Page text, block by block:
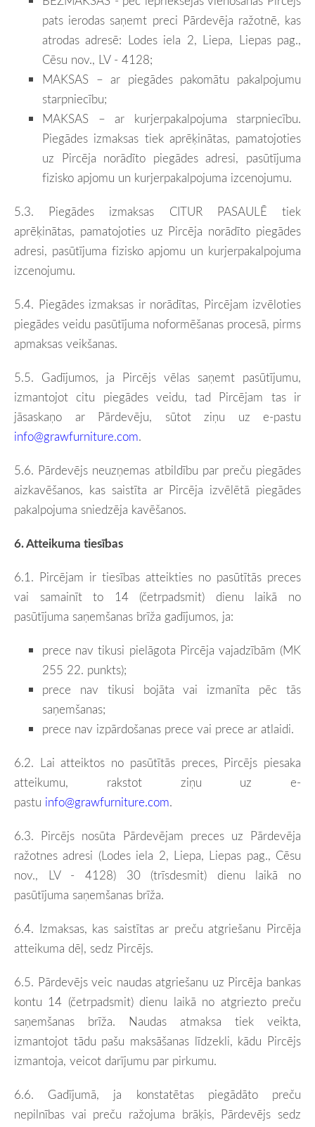
pats ierodas saņemt preci Pārdevēja ražotnē, kas
atrodas adresē: Lodes iela 2, Liepa, Liepas pag.,
Cēsu nov., LV - 4128;
MAKSAS – ar piegādes pakomātu pakalpojumu
starpniecību;
MAKSAS – ar kurjerpakalpojuma starpniecību.
Piegādes izmaksas tiek aprēķinātas, pamatojoties
uz Pircēja norādīto piegādes adresi, pasūtījuma
fizisko apjomu un kurjerpakalpojuma izcenojumu.
5.3. Piegādes izmaksas CITUR PASAULĒ tiek
aprēķinātas, pamatojoties uz Pircēja norādīto piegādes
adresi, pasūtījuma fizisko apjomu un kurjerpakalpojuma
izcenojumu.
5.4. Piegādes izmaksas ir norādītas, Pircējam izvēloties
piegādes veidu pasūtījuma noformēšanas procesā, pirms
apmaksas veikšanas.
5.5. Gadījumos, ja Pircējs vēlas saņemt pasūtījumu,
izmantojot citu piegādes veidu, tad Pircējam tas ir
jāsaskaņo ar Pārdevēju, sūtot ziņu uz e-pastu
info@grawfurniture.com.
5.6. Pārdevējs neuzņemas atbildību par preču piegādes
aizkavēšanos, kas saistīta ar Pircēja izvēlētā piegādes
pakalpojuma sniedzēja kavēšanos.
6. Atteikuma tiesības
6.1. Pircējam ir tiesības atteikties no pasūtītās preces
vai samainīt to 14 (četrpadsmit) dienu laikā no
pasūtījuma saņemšanas brīža gadījumos, ja:
prece nav tikusi pielāgota Pircēja vajadzībām (MK
255 22. punkts);
prece nav tikusi bojāta vai izmanīta pēc tās
saņemšanas;
prece nav izpārdošanas prece vai prece ar atlaidi.
6.2. Lai atteiktos no pasūtītās preces, Pircējs piesaka
atteikumu, rakstot ziņu uz e-
pastu info@grawfurniture.com.
6.3. Pircējs nosūta Pārdevējam preces uz Pārdevēja
ražotnes adresi (Lodes iela 2, Liepa, Liepas pag., Cēsu
nov., LV - 4128) 30 (trīsdesmit) dienu laikā no
pasūtījuma saņemšanas brīža.
6.4. Izmaksas, kas saistītas ar preču atgriešanu Pircēja
atteikuma dēļ, sedz Pircējs.
6.5. Pārdevējs veic naudas atgriešanu uz Pircēja bankas
kontu 14 (četrpadsmit) dienu laikā no atgriezto preču
saņemšanas brīža. Naudas atmaksa tiek veikta,
izmantojot tādu pašu maksāšanas līdzekli, kādu Pircējs
izmantoja, veicot darījumu par pirkumu.
6.6. Gadījumā, ja konstatētas piegādāto preču
nepilnības vai preču ražojuma brāķis, Pārdevējs sedz